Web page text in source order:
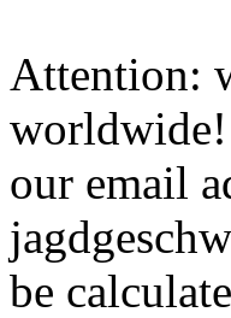
Attention:
worldwide!
our email
be